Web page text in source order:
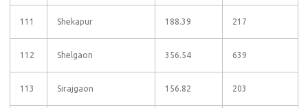
111 Shekapur 188.39 217
112 Shelgaon 356.54 639
113 Sirajgaon 156.82 203